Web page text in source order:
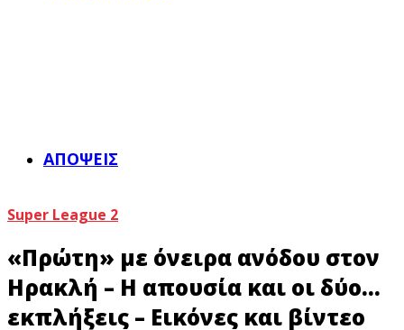
ΑΠΌΨΕΙΣ
Super League 2
«Πρώτη» με όνειρα ανόδου στον
Ηρακλή – Η απουσία και οι δύο…
εκπλήξεις – Eικόνες και βίντεο